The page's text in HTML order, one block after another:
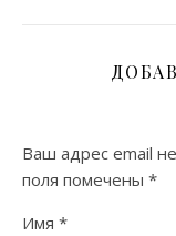
Ваш адрес email
поля помечены *
Имя *